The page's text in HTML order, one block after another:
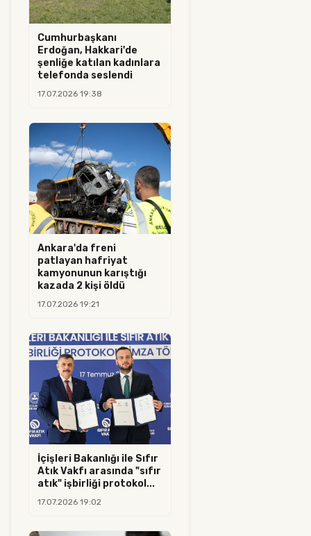
Cumhurbaşkanı
Erdoğan, Hakkari'de
şenliğe katılan kadınlara
telefonda seslendi
17.07.2026 19:38
Ankara'da freni
patlayan hafriyat
kamyonunun karıştığı
kazada 2 kişi öldü
17.07.2026 19:21
İçişleri Bakanlığı ile Sıfır
Atık Vakfı arasında "sıfır
atık" işbirliği protokol...
17.07.2026 19:02